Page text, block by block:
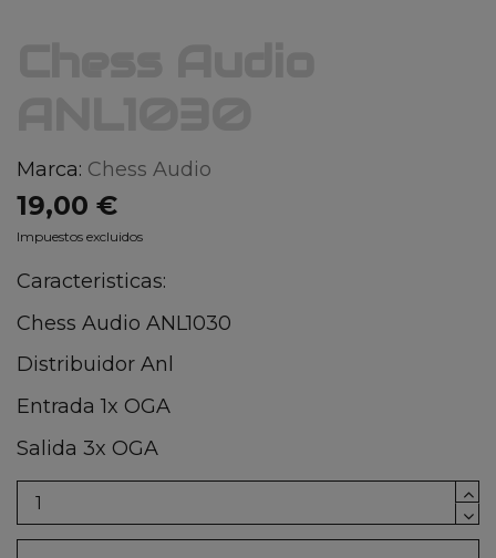
Marca: Chess Audio
19,00 €
Impuestos excluidos
Caracteristicas:
Chess Audio ANL1030
Distribuidor Anl
Entrada 1x OGA
Salida 3x OGA